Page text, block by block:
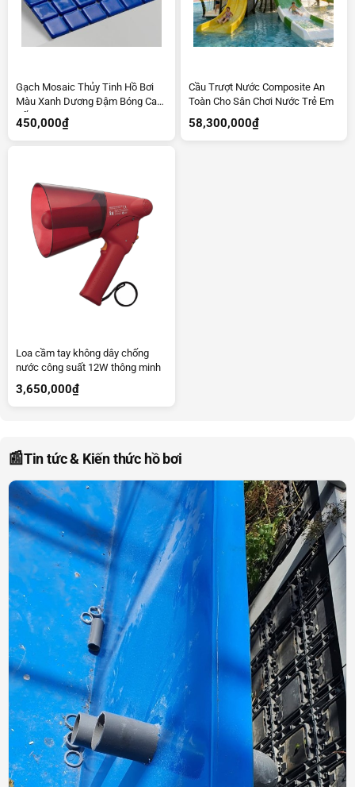
Gạch Mosaic Thủy Tinh Hồ Bơi
Màu Xanh Dương Đậm Bóng Cao
Cấp C8074
450,000₫
Cầu Trượt Nước Composite An
Toàn Cho Sân Chơi Nước Trẻ Em
58,300,000₫
Loa cầm tay không dây chống
nước công suất 12W thông minh
3,650,000₫
📰Tin tức & Kiến thức hồ bơi